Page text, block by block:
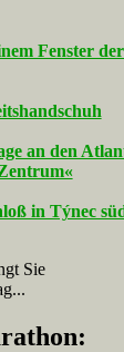
Sie